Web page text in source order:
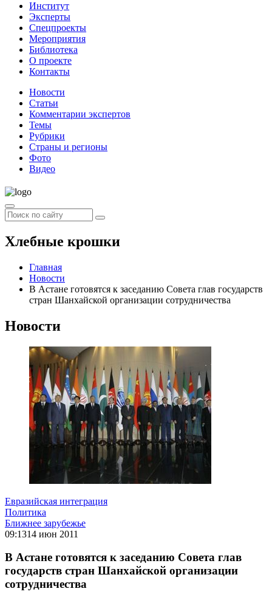
Институт
Эксперты
Спецпроекты
Мероприятия
Библиотека
О проекте
Контакты
Новости
Статьи
Комментарии экспертов
Темы
Рубрики
Страны и регионы
Фото
Видео
Хлебные крошки
Главная
Новости
В Астане готовятся к заседанию Совета глав государств
стран Шанхайской организации сотрудничества
Новости
Евразийская интеграция
Политика
Ближнее зарубежье
09:1314 июн 2011
В Астане готовятся к заседанию Совета глав
государств стран Шанхайской организации
сотрудничества